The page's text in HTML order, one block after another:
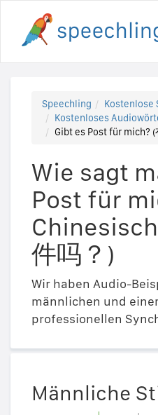
Speechling
Kostenlose
Kostenloses
Gibt es Post für mich?
Wie sagt
Post für
件吗？)
Wir haben Audio-
männlichen und
professionellen
Männliche